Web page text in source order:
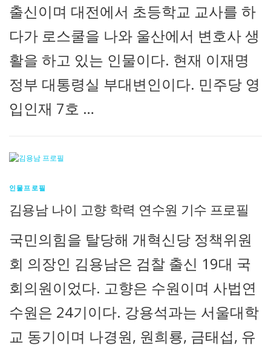
출신이며 대전에서 초등학교 교사를 하
다가 로스쿨을 나와 울산에서 변호사 생
활을 하고 있는 인물이다. 현재 이재명
정부 대통령실 부대변인이다. 민주당 영
입인재 7호 …
인물프로필
김용남 나이 고향 학력 연수원 기수 프로필
국민의힘을 탈당해 개혁신당 정책위원
회 의장인 김용남은 검찰 출신 19대 국
회의원이었다. 고향은 수원이며 사법연
수원은 24기이다. 강용석과는 서울대학
교 동기이며 나경원, 원희룡, 금태섭, 유